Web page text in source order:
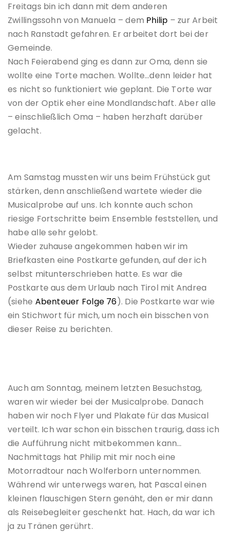
Freitags bin ich dann mit dem anderen
Zwillingssohn von Manuela – dem Philip – zur Arbeit
nach Ranstadt gefahren. Er arbeitet dort bei der
Gemeinde.
Nach Feierabend ging es dann zur Oma, denn sie
wollte eine Torte machen. Wollte…denn leider hat
es nicht so funktioniert wie geplant. Die Torte war
von der Optik eher eine Mondlandschaft. Aber alle
– einschließlich Oma – haben herzhaft darüber
gelacht.
Am Samstag mussten wir uns beim Frühstück gut
stärken, denn anschließend wartete wieder die
Musicalprobe auf uns. Ich konnte auch schon
riesige Fortschritte beim Ensemble feststellen, und
habe alle sehr gelobt.
Wieder zuhause angekommen haben wir im
Briefkasten eine Postkarte gefunden, auf der ich
selbst mitunterschrieben hatte. Es war die
Postkarte aus dem Urlaub nach Tirol mit Andrea
(siehe Abenteuer Folge 76). Die Postkarte war wie
ein Stichwort für mich, um noch ein bisschen von
dieser Reise zu berichten.
Auch am Sonntag, meinem letzten Besuchstag,
waren wir wieder bei der Musicalprobe. Danach
haben wir noch Flyer und Plakate für das Musical
verteilt. Ich war schon ein bisschen traurig, dass ich
die Aufführung nicht mitbekommen kann…
Nachmittags hat Philip mit mir noch eine
Motorradtour nach Wolferborn unternommen.
Während wir unterwegs waren, hat Pascal einen
kleinen flauschigen Stern genäht, den er mir dann
als Reisebegleiter geschenkt hat. Hach, da war ich
ja zu Tränen gerührt.